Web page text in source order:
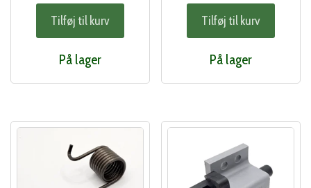
Tilføj til kurv
På lager
Tilføj til kurv
På lager